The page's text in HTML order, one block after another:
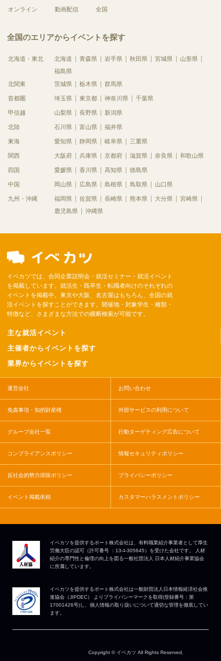
オンライン 動画配信 全国
全国のエリアからイベントを探す
北海道・東北 北海道 青森県 岩手県 秋田県 宮城県
山形県
福島県
北関東
茨城県 栃木県 群馬県
首都圏 埼玉県 東京都 神奈川県 千葉県
甲信越 山梨県 長野県 新潟県
北陸 石川県 富山県 福井県
東海 愛知県 静岡県 岐阜県 三重県
関西 大阪府 兵庫県 京都府 滋賀県 奈良県 和歌山県
四国 愛媛県 香川県 高知県 徳島県
中国 岡山県 広島県 島根県 鳥取県 山口県
九州・沖縄 福岡県 佐賀県 長崎県 熊本県 大分県
宮崎県
鹿児島県
沖縄県
イベカツでは、合同企業説明会・就活セミナー・就活イベント
を掲載しています。就活生・既卒生・転職者向けのそれぞれの
イベントを掲載中。東京や大阪、名古屋はもちろん、全国の就
活イベントを探すことができます。開催地・対象学生・種類・
特徴など、さまざまな方法での横断検索が可能です。
主な就活イベント
主催者からイベントを探す
業界からイベントを探す
運営会社 お問い合わせ
免責事項・知的財産権 外部サービスの利用について
グループ会社一覧 行動ターゲティング広告について
コンプライアンスポリシー 情報セキュリティポリシー
反社会的勢力排除ポリシー プライバシーポリシー
イベント掲載依頼 カスタマーハラスメントポリシー